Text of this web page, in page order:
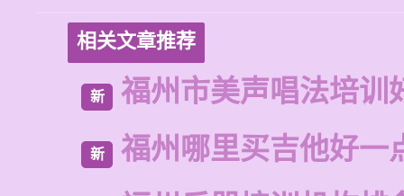
相关文章推荐
新 福州市美声唱法培训
新
福州哪里买吉他好一